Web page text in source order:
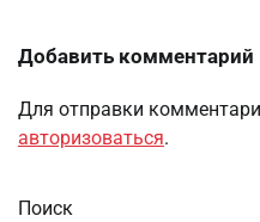
Добавить комментарий
Для отправки
авторизоваться.
Поиск